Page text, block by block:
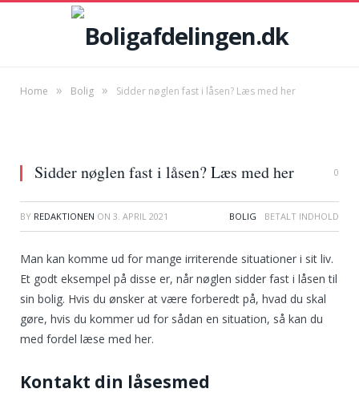
Home » Bolig » Sidder nøglen fast i låsen? Læs med her
Sidder nøglen fast i låsen? Læs med her 0
BY REDAKTIONEN ON 3. APRIL 2021 BOLIG
Man kan komme ud for mange irriterende situationer i sit liv.
Et godt eksempel på disse er, når nøglen sidder fast i låsen til
sin bolig. Hvis du ønsker at være forberedt på, hvad du skal
gøre, hvis du kommer ud for sådan en situation, så kan du
med fordel læse med her.
Kontakt din låsesmed